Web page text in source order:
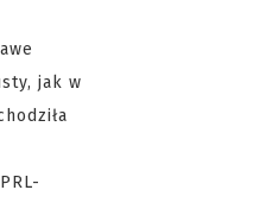
jak w